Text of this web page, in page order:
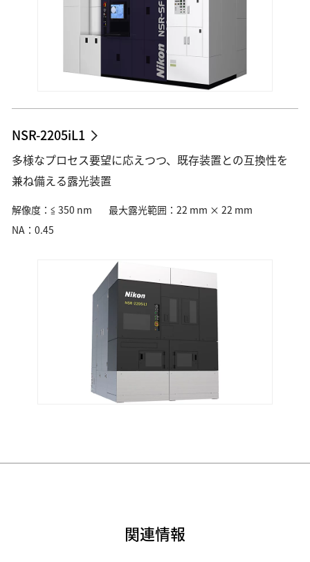
半導体後工程露光（アドバンストパッケージング）
半導体測定・計測・検査
フレキシブルエレクトロニクス
L-PBF方式金属3Dプリンター（AM装置）
材料加工ソリューション
金型製作・射出成型
素材・部品
光学レンズ・ユニット
ロボティクス用カメラ・センサー
映像ソリューション
映像制作・業務用撮影
遠隔監視モニタリング
データ管理・業務支援
NSR-2205iL1
多様なプロセス要望に応えつつ、既存装置との互換性を
兼ね備える露光装置
解像度：≦ 350 nm
最大露光範囲：22 mm × 22 mm
NA：0.45
関連情報